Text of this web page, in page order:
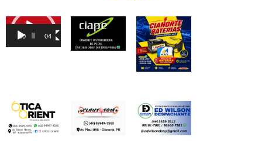
Tocador
00:00 04:46